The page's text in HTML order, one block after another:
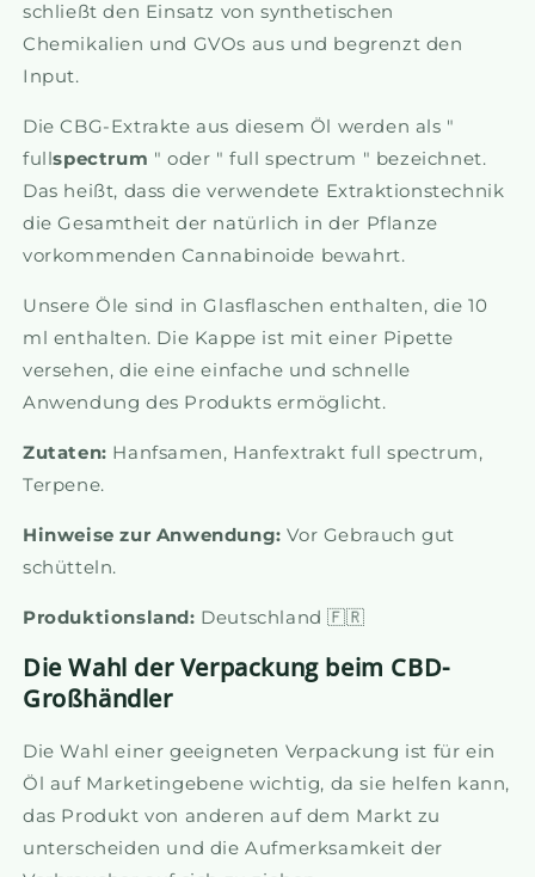
schließt den Einsatz von synthetischen
Chemikalien und GVOs aus und begrenzt den
Input.
Die CBG-Extrakte aus diesem Öl werden als "
fullspectrum " oder " full spectrum " bezeichnet.
Das heißt, dass die verwendete Extraktionstechnik
die Gesamtheit der natürlich in der Pflanze
vorkommenden Cannabinoide bewahrt.
Unsere Öle sind in Glasflaschen enthalten, die 10
ml enthalten. Die Kappe ist mit einer Pipette
versehen, die eine einfache und schnelle
Anwendung des Produkts ermöglicht.
Zutaten: Hanfsamen, Hanfextrakt full spectrum,
Terpene.
Hinweise zur Anwendung: Vor Gebrauch gut
schütteln.
Produktionsland: Deutschland 🇫🇷
Die Wahl der Verpackung beim CBD-
Großhändler
Die Wahl einer geeigneten Verpackung ist für ein
Öl auf Marketingebene wichtig, da sie helfen kann,
das Produkt von anderen auf dem Markt zu
unterscheiden und die Aufmerksamkeit der